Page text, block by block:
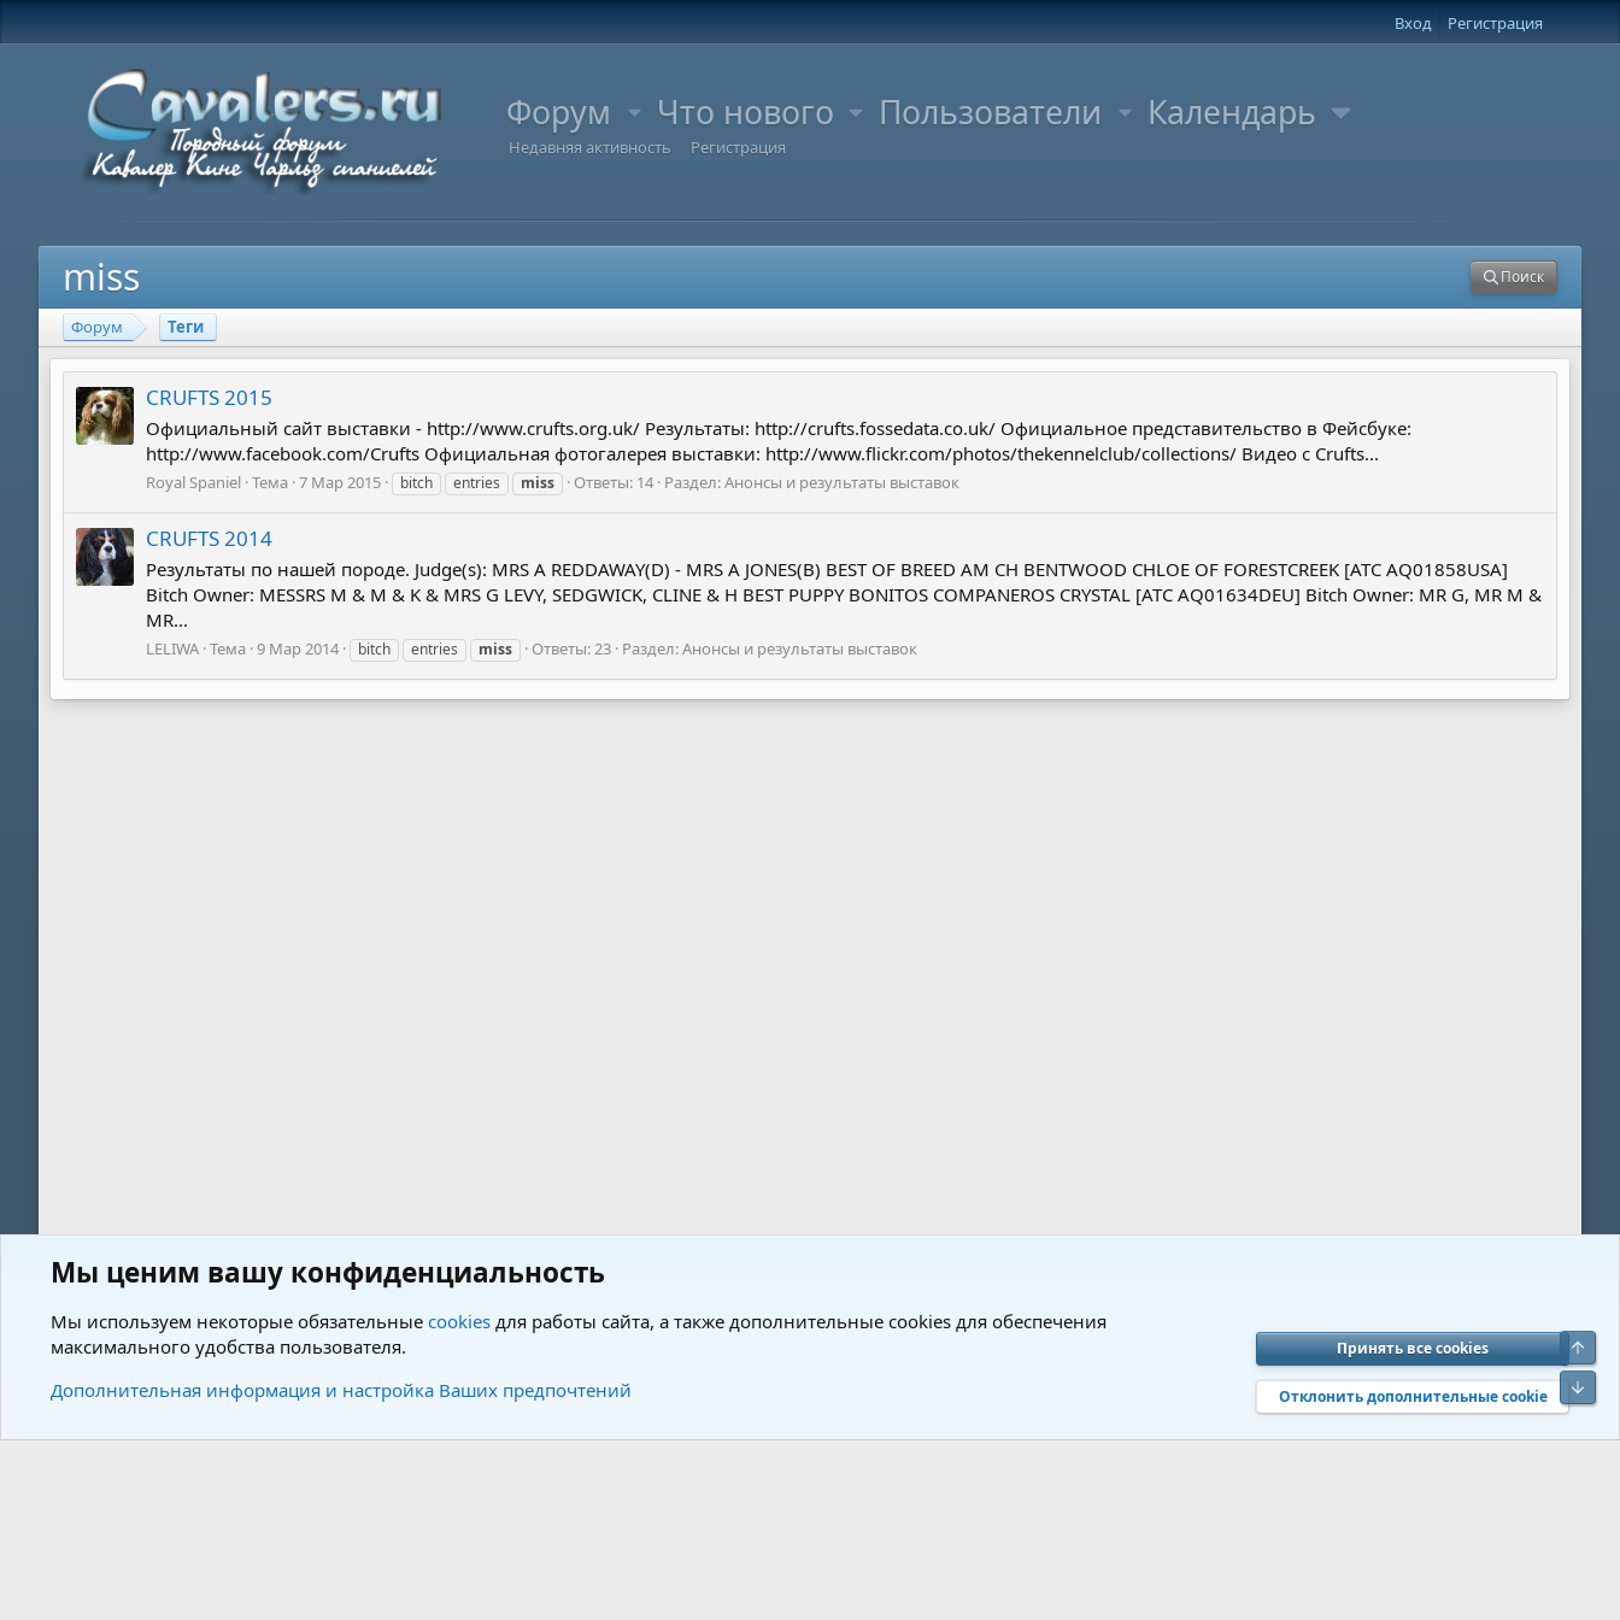
Вход Регистрация
Форум Что нового Пользователи Календарь
Недавняя активность Регистрация
miss Поиск
Форум Теги
CRUFTS 2015
Официальный сайт выставки - http://www.crufts.org.uk/ Результаты: http://crufts.fossedata.co.uk/ Официальное представительство в Фейсбуке:
http://www.facebook.com/Crufts Официальная фотогалерея выставки: http://www.flickr.com/photos/thekennelclub/collections/ Видео с Сrufts...
Royal Spaniel Тема 7 Мар 2015 bitch entries miss Ответы: 14 Раздел:Анонсы и результаты выставок
CRUFTS 2014
Результаты по нашей породе. Judge(s): MRS A REDDAWAY(D) - MRS A JONES(B) BEST OF BREED AM CH BENTWOOD CHLOE OF FORESTCREEK [ATC AQ01858USA]
Bitch Owner: MESSRS M & M & K & MRS G LEVY, SEDGWICK, CLINE & H BEST PUPPY BONITOS COMPANEROS CRYSTAL [ATC AQ01634DEU] Bitch Owner: MR G, MR M &
MR...
LELIWA Тема 9 Мар 2014 bitch entries miss Ответы: 23 Раздел:Анонсы и результаты выставок
Политика конфиденциальности Помощь
R
S
Мы ценим вашу конфиденциальность
Мы используем некоторые обязательные cookies для работы сайта, а также дополнительные cookies для обеспечения
максимального удобства пользователя.
Дополнительная информация и настройка Ваших предпочтений
Принять все cookies
Отклонить дополнительные cookie